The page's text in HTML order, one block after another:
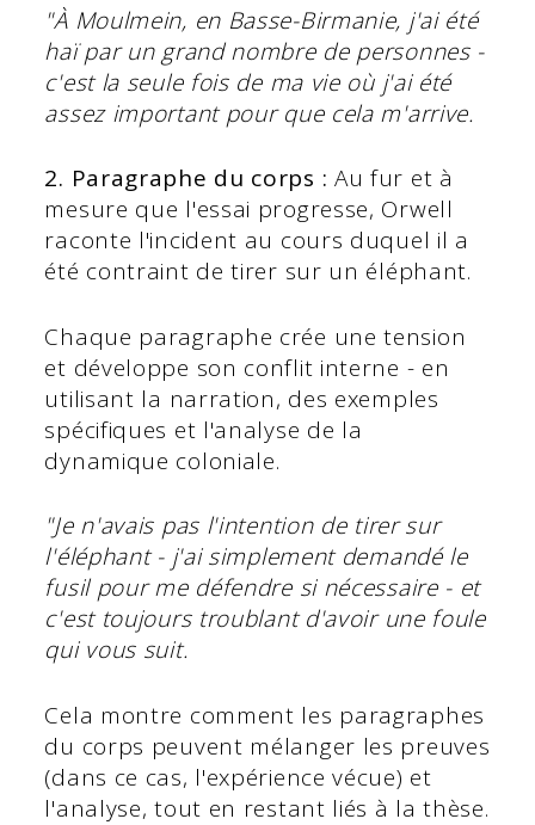
"À Moulmein, en Basse-Birmanie, j'ai été
haï par un grand nombre de personnes -
c'est la seule fois de ma vie où j'ai été
assez important pour que cela m'arrive.
2. Paragraphe du corps : Au fur et à
mesure que l'essai progresse, Orwell
raconte l'incident au cours duquel il a
été contraint de tirer sur un éléphant.
Chaque paragraphe crée une tension
et développe son conflit interne - en
utilisant la narration, des exemples
spécifiques et l'analyse de la
dynamique coloniale.
"Je n'avais pas l'intention de tirer sur
l'éléphant - j'ai simplement demandé le
fusil pour me défendre si nécessaire - et
c'est toujours troublant d'avoir une foule
qui vous suit.
Cela montre comment les paragraphes
du corps peuvent mélanger les preuves
(dans ce cas, l'expérience vécue) et
l'analyse, tout en restant liés à la thèse.